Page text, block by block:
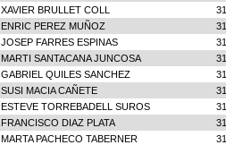
XAVIER BRULLET COLL
ENRIC PEREZ MUÑOZ
JOSEP FARRES ESPINAS
MARTI SANTACANA JUNCOSA
GABRIEL QUILES SANCHEZ
SUSI MACIA CAÑETE
ESTEVE TORREBADELL SUROS
FRANCISCO DIAZ PLATA
MARTA PACHECO TABERNER